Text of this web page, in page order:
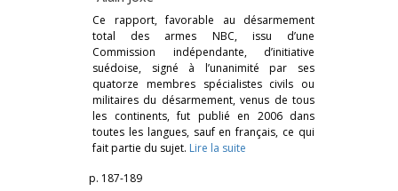
Ce rapport, favorable au désarmement
total des armes NBC, issu d’une
Commission indépendante, d’initiative
suédoise, signé à l’unanimité par ses
quatorze membres spécialistes civils ou
militaires du désarmement, venus de tous
les continents, fut publié en 2006 dans
toutes les langues, sauf en français, ce qui
fait partie du sujet. Lire la suite
p. 187-189